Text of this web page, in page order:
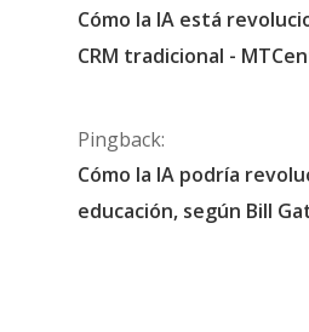
Cómo la IA está
CRM tradicional -
Pingback:
Cómo la IA podría
educación, según Bill